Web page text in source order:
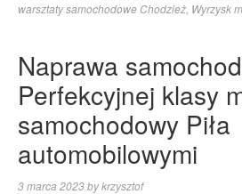
warsztaty samochodowe Chodzież Wyrzysk
Naprawa
Perfekcyjnej klasy
samochodowy Piła
automobilowymi
3 marca 2023bykrzysztof